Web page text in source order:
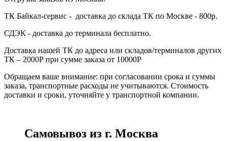
ТК Байкал-сервис - доставка до склада ТК по Москве - 800р.
СДЭК - доставка до терминала бесплатно.
Доставка нашей ТК до адреса или складов/терминалов других
ТК – 2000Р при сумме заказа от 10000Р
Обращаем ваше внимание: при согласовании срока и суммы
заказа, транспортные расходы не учитываются. Стоимость
доставки и сроки, уточняйте у транспортной компании.
Самовывоз из г. Москва